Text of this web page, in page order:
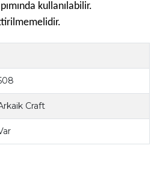
kullanılabilir.
Craft